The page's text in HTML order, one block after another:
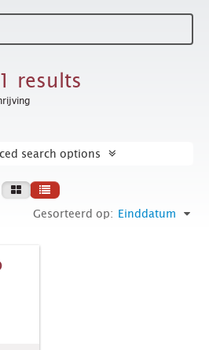
results
search options
Gesorteerd op: Einddatum